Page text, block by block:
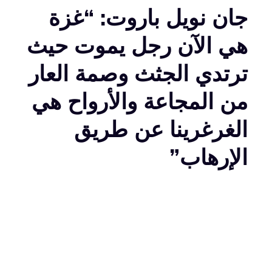
جان نويل باروت: “غزة
هي الآن رجل يموت حيث
ترتدي الجثث وصمة العار
من المجاعة والأرواح هي
الغرغرينا عن طريق
الإرهاب”